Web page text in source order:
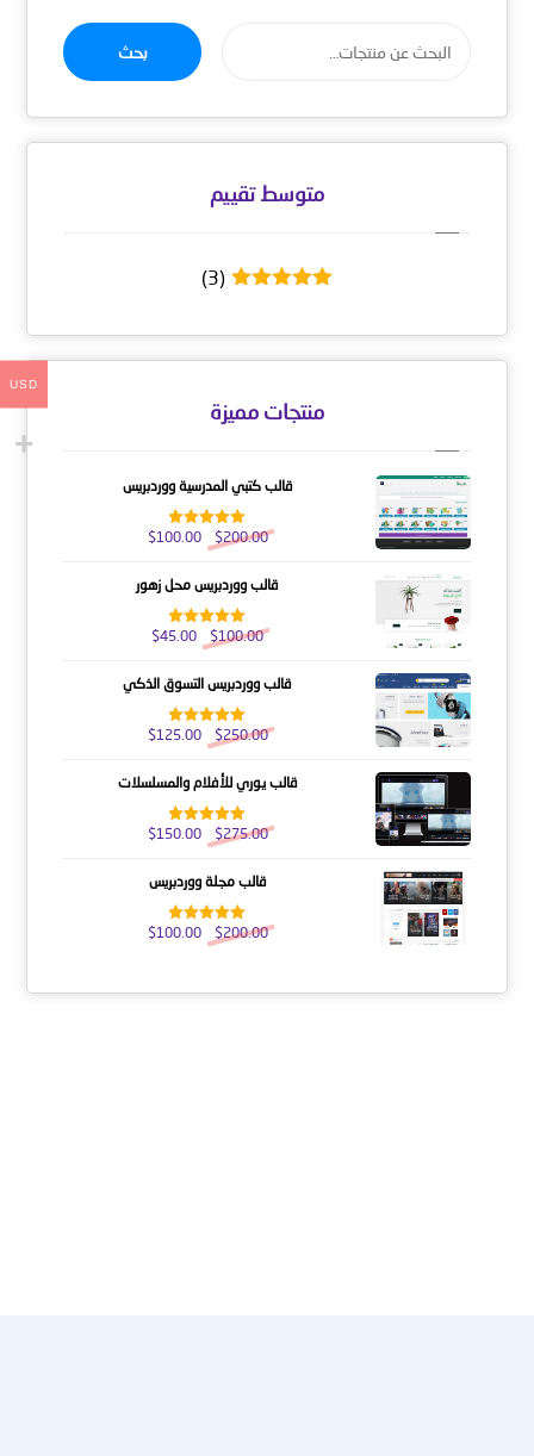
بحث
متوسط ​​تقييم
(3)
منتجات مميزة
قالب كتبي المدرسية ووردبريس
تم التقييم
5.00من 5
$200.00
$100.00
قالب ووردبريس محل زهور
تم التقييم
5.00من 5
$100.00
$45.00
قالب ووردبريس التسوق الذكي
تم التقييم
5.00من 5
$250.00
$125.00
قالب يوري للأفلام والمسلسلات
تم التقييم
5.00من 5
$275.00
$150.00
قالب مجلة ووردبريس
تم التقييم
5.00من 5
$200.00
$100.00
USD